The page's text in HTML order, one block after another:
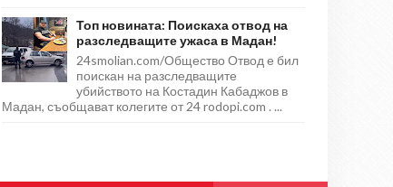
Топ новината: Поискаха отвод на
разследващите ужаса в Мадан!
24smolian.com/Общество Отвод е бил
поискан на разследващите
убийството на Костадин Кабаджов в
Мадан, съобщават колегите от 24 rodopi.com . ...